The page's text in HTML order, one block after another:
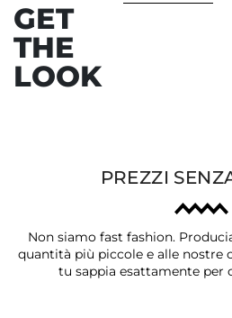
GET
THE
LOOK
PREZZI
Non siamo fast fashion.
quantità più piccole e alle nostre
tu sappia esattamente per